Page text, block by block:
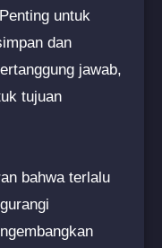
untuk
dan
jawab,
tujuan
bahwa terlalu